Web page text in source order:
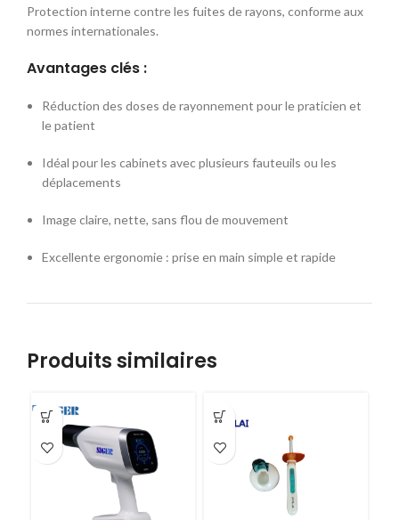
Protection interne contre les fuites de rayons, conforme aux
normes internationales.
Avantages clés :
Réduction des doses de rayonnement pour le praticien et
le patient
Idéal pour les cabinets avec plusieurs fauteuils ou les
déplacements
Image claire, nette, sans flou de mouvement
Excellente ergonomie : prise en main simple et rapide
Produits similaires